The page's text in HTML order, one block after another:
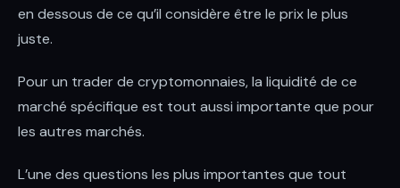
en dessous de ce qu’il considère être le prix le plus
juste.
Pour un trader de cryptomonnaies, la liquidité de ce
marché spécifique est tout aussi importante que pour
les autres marchés.
L’une des questions les plus importantes que tout